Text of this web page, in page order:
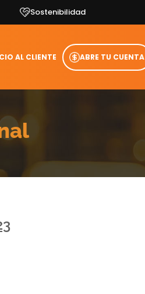
Sostenibilidad
AL CLIENTE ABRE TU CUENTA